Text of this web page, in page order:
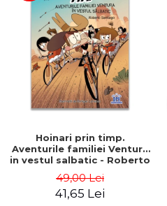
Hoinari prin timp.
Aventurile familiei Ventura
in vestul salbatic - Roberto
49,00 Lei
41,65 Lei